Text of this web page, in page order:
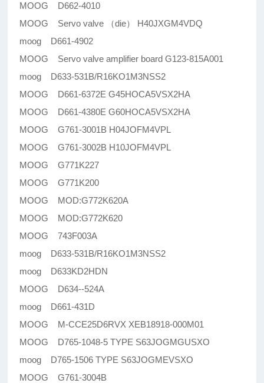
MOOG D662-4010
MOOG Servo valve （die） H40JXGM4VDQ
moog D661-4902
MOOG Servo valve amplifier board G123-815A001
moog D633-531B/R16KO1M3NSS2
MOOG D661-6372E G45HOCA5VSX2HA
MOOG D661-4380E G60HOCA5VSX2HA
MOOG G761-3001B H04JOFM4VPL
MOOG G761-3002B H10JOFM4VPL
MOOG G771K227
MOOG G771K200
MOOG MOD:G772K620A
MOOG MOD:G772K620
MOOG 743F003A
moog D633-531B/R16KO1M3NSS2
moog D633KD2HDN
MOOG D634--524A
moog D661-431D
MOOG M-CCE25D6RVX XEB18918-000M01
MOOG D765-1048-5 TYPE S63JOGMGUSXO
moog D765-1506 TYPE S63JOGMEVSXO
MOOG G761-3004B